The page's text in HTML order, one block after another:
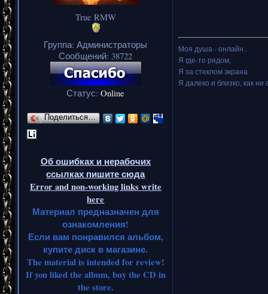
True RMW
Группа: Администраторы
Сообщений: 38722
Статус:Online
Поделиться…
Об ошибках и нерабочих
ссылках пишите сюда
Error and non-working links write
here
Материал предназначен для
ознакомления!
Если вам понравился альбом,
купите диск в магазине.
The material is intended for review!
If you liked the album, buy the CD in
the store.
Моя душа - онлайн..
Я где-то рядом,
Я за стеклом экрана
Я далеко и близко, как ни